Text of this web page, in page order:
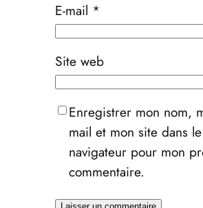
E-mail *
Site web
Enregistrer mon nom,
mail et mon site dans le
navigateur pour mon
commentaire.